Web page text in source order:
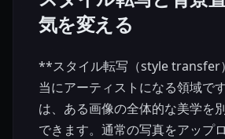
気を変える
**スタイル転写（style transfer
当にアーティストになる領域で
は、ある画像の全体的な美学を
できます。通常の写真をアップ